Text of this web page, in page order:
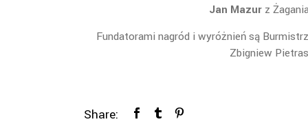
Jan Mazur z
Fundatorami nagród i wyróżnień są
Zbigniew
Share: